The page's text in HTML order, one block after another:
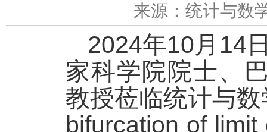
来源：统计与数
2024年10月14
家科学院院士、
教授莅临统计与
bifurcation of